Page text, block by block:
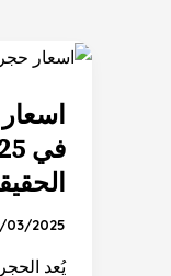
03/2025
يُعد
اسعار
الهاشمي
الكريمي
في
2025
: